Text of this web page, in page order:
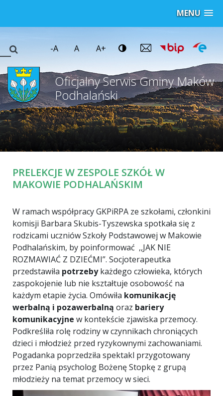
MENU
Oficjalny Serwis Gminy Maków
Podhalański
-A A A+
PRELEKCJE W ZESPOLE SZKÓŁ W
MAKOWIE PODHALAŃSKIM
W ramach współpracy GKPiRPA ze szkołami, członkini
komisji Barbara Skubis-Tyszewska spotkała się z
rodzicami uczniów Szkoły Podstawowej w Makowie
Podhalańskim, by poinformować ,,JAK NIE
ROZMAWIAĆ Z DZIEĆMI”. Socjoterapeutka
przedstawiła potrzebykażdego człowieka, których
zaspokojenie lub nie kształtuje osobowość na
każdym etapie życia. Omówiła komunikację
werbalną i pozawerbalną oraz bariery
komunikacyjne w kontekście zjawiska przemocy.
Podkreśliła rolę rodziny w czynnikach chroniących
dzieci i młodzież przed ryzykownymi zachowaniami.
Pogadanka poprzedziła spektakl przygotowany
przez Panią psycholog Bożenę Stopkę z grupą
młodzieży na temat przemocy w sieci.